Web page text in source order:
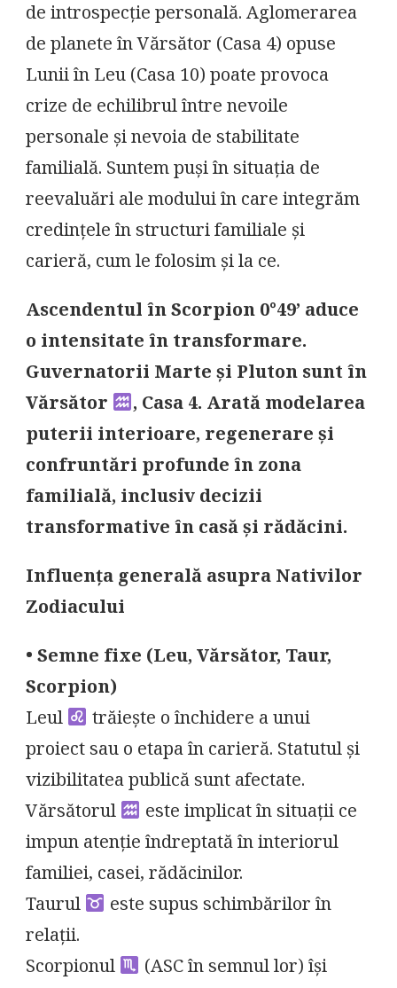
de introspecție personală. Aglomerarea
de planete în Vărsător (Casa 4) opuse
Lunii în Leu (Casa 10) poate provoca
crize de echilibrul între nevoile
personale și nevoia de stabilitate
familială. Suntem puși în situația de
reevaluări ale modului în care integrăm
credințele în structuri familiale și
carieră, cum le folosim și la ce.
Ascendentul în Scorpion 0°49’ aduce
o intensitate în transformare.
Guvernatorii Marte și Pluton sunt în
Vărsător
, Casa 4. Arată modelarea
puterii interioare, regenerare și
confruntări profunde în zona
familială, inclusiv decizii
transformative în casă și rădăcini.
Influența generală asupra Nativilor
Zodiacului
• Semne fixe (Leu, Vărsător, Taur,
Scorpion)
Leul
trăiește o închidere a unui
proiect sau o etapa în carieră. Statutul și
vizibilitatea publică sunt afectate.
Vărsătorul
este implicat în situații ce
impun atenție îndreptată în interiorul
familiei, casei, rădăcinilor.
Taurul
este supus schimbărilor în
relații.
Scorpionul
(ASC în semnul lor) își